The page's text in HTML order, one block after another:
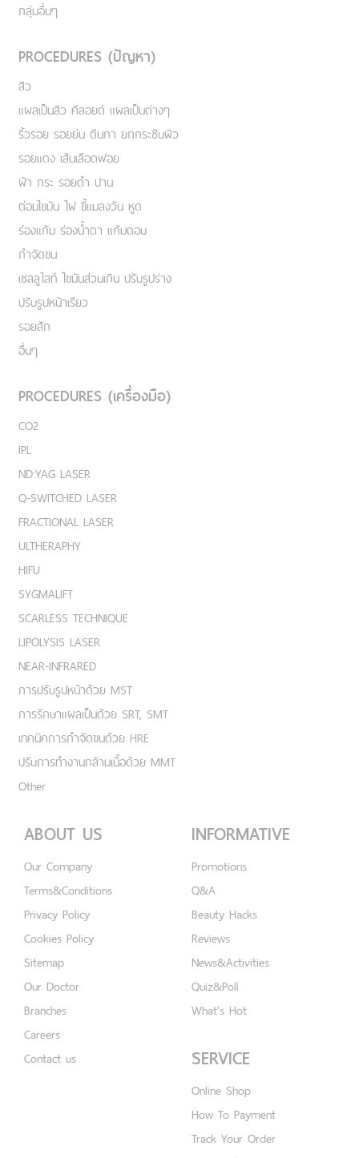
กลุ่มอื่นๆ
PROCEDURES (ปัญหา)
สิว
แผลเป็นสิว คีลอยด์ แผลเป็นต่างๆ
ริ้วรอย รอยย่น ตีนกา ยกกระชับผิว
รอยแดง เส้นเลือดฟอย
ฝ้า กระ รอยดำ ปาน
ต่อมไขมัน ไฝ ขี้แมลงวัน หูด
ร่องแก้ม ร่องน้ำตา แก้มตอบ
กำจัดขน
เชลลูไลท์ ไขมันส่วนเกิน ปรับรูปร่าง
ปรับรูปหน้าเรียว
รอยสัก
อื่นๆ
PROCEDURES (เครื่องมือ)
CO2
IPL
ND:YAG LASER
Q-SWITCHED LASER
FRACTIONAL LASER
ULTHERAPHY
HIFU
SYGMALIFT
SCARLESS TECHNIQUE
LIPOLYSIS LASER
NEAR-INFRARED
การปรับรูปหน้าด้วย MST
การรักษาแผลเป็นด้วย SRT, SMT
เทคนิคการกำจัดขนด้วย HRE
ปรับการทำงานกล้ามเนื้อด้วย MMT
Other
ABOUT US
Our Company
Terms&Conditions
Privacy Policy
Cookies Policy
Sitemap
Our Doctor
Branches
Careers
Contact us
INFORMATIVE
Promotions
Q&A
Beauty Hacks
Reviews
News&Activities
Quiz&Poll
What's Hot
SERVICE
Online Shop
How To Payment
Track Your Order